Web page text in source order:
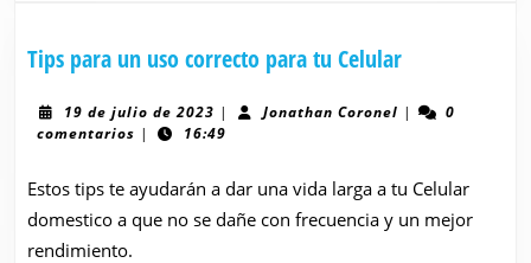
Tips para un uso correcto para tu CelularTips
un
para
tu
19 de julio de 2023 19
de
2023
| Jonathan CoronelJonathan
|
0
comentarios | 16:49
Estos tips te ayudarán a dar una vida larga a tu Celular
domestico a que no se dañe con frecuencia y un mejor
rendimiento.